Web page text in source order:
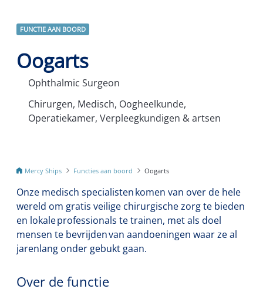
FUNCTIE AAN BOORD
Oogarts
Ophthalmic Surgeon
Chirurgen, Medisch, Oogheelkunde,
Operatiekamer, Verpleegkundigen & artsen
Mercy Ships Functies aan boord Oogarts
Onze medisch specialistenkomen van over de hele
wereld om gratis veilige chirurgische zorg te bieden
en lokale professionals te trainen, met als doel
mensen te bevrijdenvan aandoeningen waar ze al
jarenlang onder gebukt gaan.
Over de functie